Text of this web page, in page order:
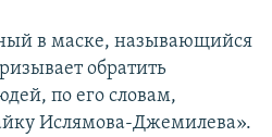
в маске, называющийся
обратить
по его словам,
Ислямова-Джемилева».